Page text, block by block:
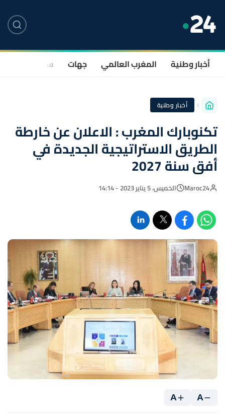
أخبار وطنية المغرب العالمي جهات سياسة
أخبار وطنية
تكنوبارك المغرب : الاعلان عن خارطة
الطريق الاستراتيجية الجديدة في
أفق سنة 2027
Maroc24 الخميس، 5 يناير 2023 - 14:14
A
A